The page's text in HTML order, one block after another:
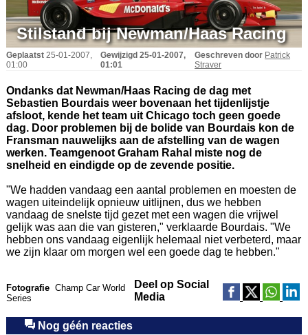
Indy 500
English
Stilstand bij Newman/Haas Racing
Geplaatst 25-01-2007,
01:00
Gewijzigd 25-01-2007,
01:01
Geschreven door Patrick
Straver
Ondanks dat Newman/Haas Racing de dag met
Sebastien Bourdais weer bovenaan het tijdenlijstje
afsloot, kende het team uit Chicago toch geen goede
dag. Door problemen bij de bolide van Bourdais kon de
Fransman nauwelijks aan de afstelling van de wagen
werken. Teamgenoot Graham Rahal miste nog de
snelheid en eindigde op de zevende positie.
"We hadden vandaag een aantal problemen en moesten de
wagen uiteindelijk opnieuw uitlijnen, dus we hebben
vandaag de snelste tijd gezet met een wagen die vrijwel
gelijk was aan die van gisteren," verklaarde Bourdais. "We
hebben ons vandaag eigenlijk helemaal niet verbeterd, maar
we zijn klaar om morgen wel een goede dag te hebben."
Fotografie Champ Car World
Series
Deel op Social
Media
Nog géén reacties